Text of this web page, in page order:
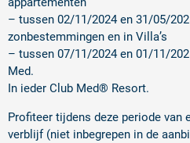
– tussen 02/11/2024 en 31/05/
zonbestemmingen en in Villa’s
– tussen 07/11/2024 en 01/11/
Med.
In ieder Club Med® Resort.
Profiteer tijdens deze periode van
verblijf (niet inbegrepen in de